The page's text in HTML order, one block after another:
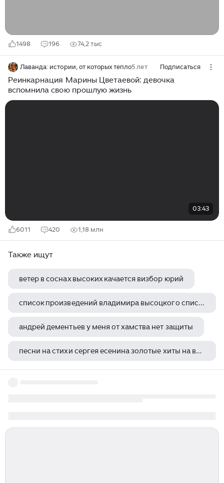
1498 196 74,2 тыс
Лаванда: истории, от которых тепло5 лет Подписаться
Реинкарнация Марины Цветаевой: девочка
вспомнила свою прошлую жизнь
03:43
6011 420 1,18 млн
Также ищут
ветер в соснах высоких качается визбор юрий
список произведений владимира высоцкого список произведений владимира высоцкого
андрей дементьев у меня от хамства нет защиты
песни на стихи сергея есенина золотые хиты на все времена